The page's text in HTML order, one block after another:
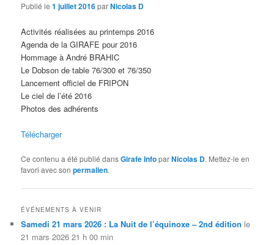
Publié le1 juillet 2016parNicolas D
Activités réalisées au printemps 2016
Agenda de la GIRAFE pour 2016
Hommage à André BRAHIC
Le Dobson de table 76/300 et 76/350
Lancement officiel de FRIPON
Le ciel de l’été 2016
Photos des adhérents
Télécharger
Ce contenu a été publié dansGirafe InfoparNicolas D. Mettez-le en
favori avec sonpermalien.
ÉVÉNEMENTS À VENIR
Samedi 21 mars 2026 : La Nuit de l’équinoxe – 2nd édition le
21 mars 2026 21 h 00 min